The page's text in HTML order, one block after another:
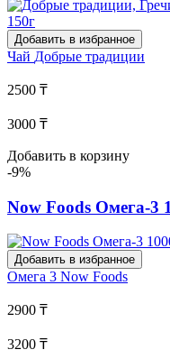
Добавить в избранное
Чай Добрые традиции
2500 ₸
3000 ₸
Добавить в корзину
-9%
Now Foods Омега-3
Добавить в избранное
Омега 3 Now Foods
2900 ₸
3200 ₸